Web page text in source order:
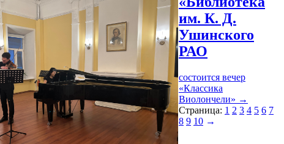
им. К. Д.
Ушинского
РАО
состоится вечер
«Классика
Виолончели» →
Страница: 1 2 3 4 5 6 7
8 9 10 →